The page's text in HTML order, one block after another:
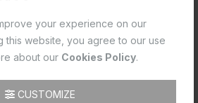
your experience on our
this website, you agree to our use
about our Cookies Policy.
CUSTOMIZE
Image